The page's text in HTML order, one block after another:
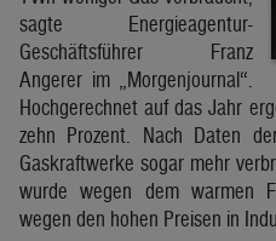
sagte Energieagentur-
Geschäftsführer Franz
Angerer im „Morgenjournal“.
Hochgerechnet auf das Jahr
zehn Prozent. Nach Daten
Gaskraftwerke sogar mehr
wurde wegen dem warmen
wegen den hohen Preisen in